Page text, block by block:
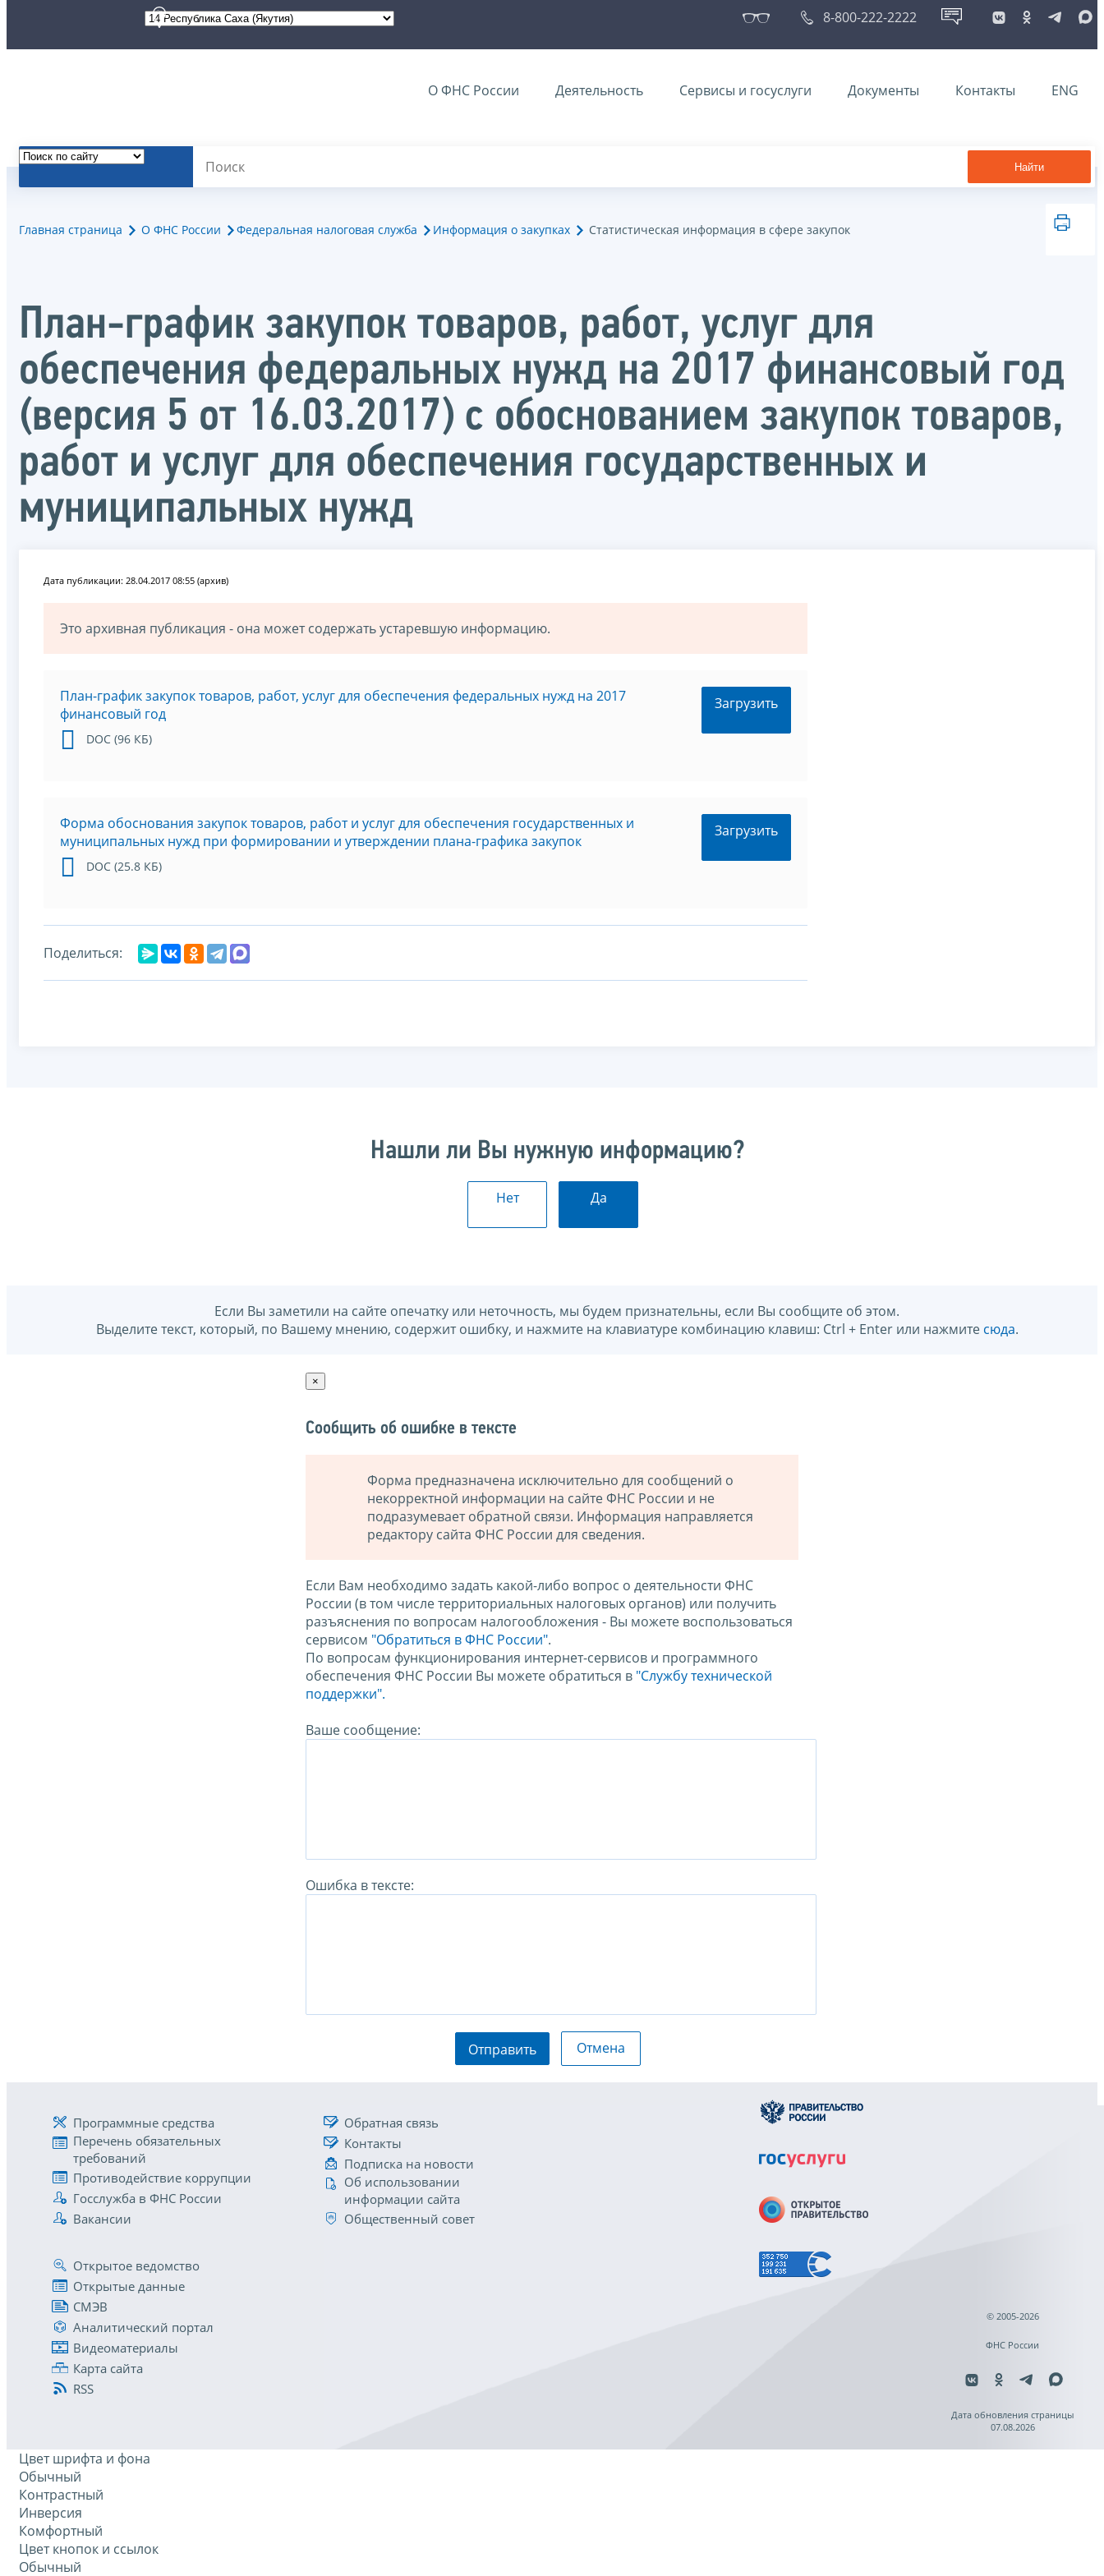
8-800-222-2222
О ФНС России Деятельность Сервисы и госуслуги Документы Контакты ENG
Найти
Главная страница О ФНС России Федеральная налоговая служба Информация о закупках Статистическая информация в сфере закупок
План-график закупок товаров, работ, услуг для
обеспечения федеральных нужд на 2017 финансовый год
(версия 5 от 16.03.2017) с обоснованием закупок товаров,
работ и услуг для обеспечения государственных и
муниципальных нужд
Дата публикации: 28.04.2017 08:55 (архив)
Это архивная публикация - она может содержать устаревшую информацию.
План-график закупок товаров, работ, услуг для обеспечения федеральных нужд на 2017
финансовый год
DOC (96 КБ)
Загрузить
Форма обоснования закупок товаров, работ и услуг для обеспечения государственных и
муниципальных нужд при формировании и утверждении плана-графика закупок
DOC (25.8 КБ)
Загрузить
Поделиться:
Нашли ли Вы нужную информацию?
Нет Да
Если Вы заметили на сайте опечатку или неточность, мы будем признательны, если Вы сообщите об этом.
Выделите текст, который, по Вашему мнению, содержит ошибку, и нажмите на клавиатуре комбинацию клавиш: Ctrl + Enter или нажмите сюда.
×
Сообщить об ошибке в тексте
Форма предназначена исключительно для сообщений о
некорректной информации на сайте ФНС России и не
подразумевает обратной связи. Информация направляется
редактору сайта ФНС России для сведения.
Если Вам необходимо задать какой-либо вопрос о деятельности ФНС
России (в том числе территориальных налоговых органов) или получить
разъяснения по вопросам налогообложения - Вы можете воспользоваться
сервисом "Обратиться в ФНС России".
По вопросам функционирования интернет-сервисов и программного
обеспечения ФНС России Вы можете обратиться в "Службу технической
поддержки".
Ваше сообщение:
Ошибка в тексте:
Отправить Отмена
Программные средства
Перечень обязательных
требований
Противодействие коррупции
Госслужба в ФНС России
Вакансии
Обратная связь
Контакты
Подписка на новости
Об использовании
информации сайта
Общественный совет
Открытое ведомство
Открытые данные
СМЭВ
Аналитический портал
Видеоматериалы
Карта сайта
RSS
© 2005-2026
ФНС России
Дата обновления страницы
07.08.2026
Цвет шрифта и фона
Обычный
Контрастный
Инверсия
Комфортный
Цвет кнопок и ссылок
Обычный